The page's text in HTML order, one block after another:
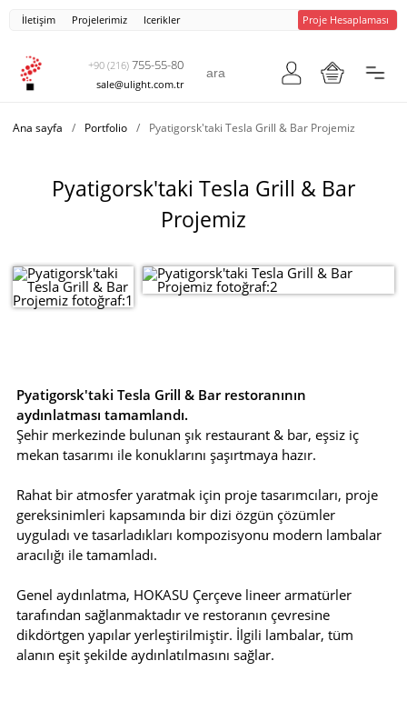
İletişim Projelerimiz Icerikler Proje Hesaplaması
+90 (216) 755-55-80
sale@ulight.com.tr
Ana sayfa / Portfolio / Pyatigorsk'taki Tesla Grill & Bar Projemiz
Pyatigorsk'taki Tesla Grill & Bar
Projemiz
Pyatigorsk'taki Tesla Grill & Bar restoranının
aydınlatması tamamlandı.
Şehir merkezinde bulunan şık restaurant & bar, eşsiz iç
mekan tasarımı ile konuklarını şaşırtmaya hazır.
Rahat bir atmosfer yaratmak için proje tasarımcıları, proje
gereksinimleri kapsamında bir dizi özgün çözümler
uyguladı ve tasarladıkları kompozisyonu modern lambalar
aracılığı ile tamamladı.
Genel aydınlatma, HOKASU Çerçeve lineer armatürler
tarafından sağlanmaktadır ve restoranın çevresine
dikdörtgen yapılar yerleştirilmiştir. İlgili lambalar, tüm
alanın eşit şekilde aydınlatılmasını sağlar.